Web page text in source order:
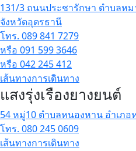
131/3 ถนนประชารักษา ตำบลห
จังหวัดอุดรธานี
โทร. 089 841 7279
หรือ 091 599 3646
หรือ 042 245 412
เส้นทางการเดินทาง
แสงรุ่งเรืองยางยนต์
54 หมู่10 ตำบลหนองหาน อำเภ
โทร. 080 245 0609
เส้นทางการเดินทาง